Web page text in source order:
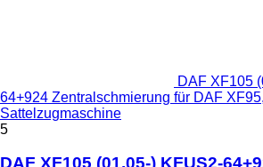
DAF XF105
64+924 Zentralschmierung für DAF
Sattelzugmaschine
5
DAF XF105 (01.05-) KFUS2-